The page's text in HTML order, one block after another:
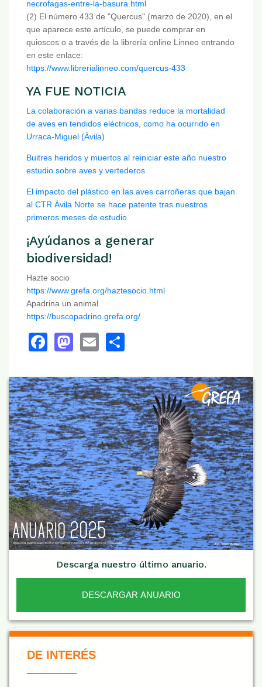
necrofagas-entre-la-basura.html
(2) El número 433 de "Quercus" (marzo de 2020), en el
que aparece este artículo, se puede comprar en
quioscos o a través de la librería online Linneo entrando
en este enlace:
https://www.librerialinneo.com/quercus-433
YA FUE NOTICIA
La colaboración a varias bandas reduce la mortalidad
de aves en tendidos eléctricos, como ha ocurrido en
Urraca-Miguel (Ávila)
Buitres heridos y muertos al reiniciar este año nuestro
estudio sobre aves y vertederos
El impacto del plástico en las aves carroñeras que bajan
al CTR Ávila Norte se hace patente tras nuestros
primeros meses de estudio
¡Ayúdanos a generar
biodiversidad!
Hazte socio
https://www.grefa.org/haztesocio.html
Apadrina un animal
https://buscopadrino.grefa.org/
Facebook
Mastodon
Email
Descarga nuestro último anuario.
DESCARGAR ANUARIO
DE INTERÉS